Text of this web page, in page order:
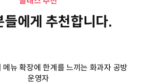
들에게 추천합니다.
메뉴 확장에 한계를 느끼는 화과자 공방
운영자